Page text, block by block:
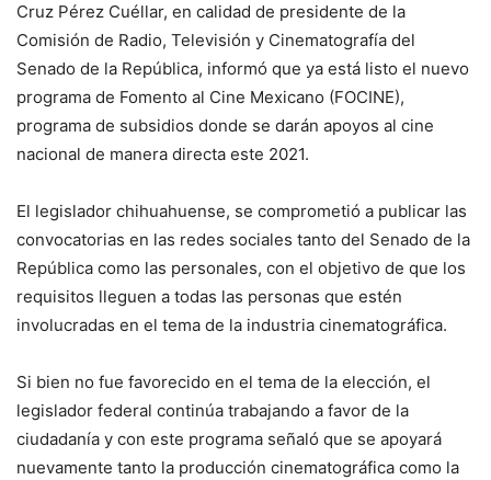
Cruz Pérez Cuéllar, en calidad de presidente de la
Comisión de Radio, Televisión y Cinematografía del
Senado de la República, informó que ya está listo el nuevo
programa de Fomento al Cine Mexicano (FOCINE),
programa de subsidios donde se darán apoyos al cine
nacional de manera directa este 2021.
El legislador chihuahuense, se comprometió a publicar las
convocatorias en las redes sociales tanto del Senado de la
República como las personales, con el objetivo de que los
requisitos lleguen a todas las personas que estén
involucradas en el tema de la industria cinematográfica.
Si bien no fue favorecido en el tema de la elección, el
legislador federal continúa trabajando a favor de la
ciudadanía y con este programa señaló que se apoyará
nuevamente tanto la producción cinematográfica como la